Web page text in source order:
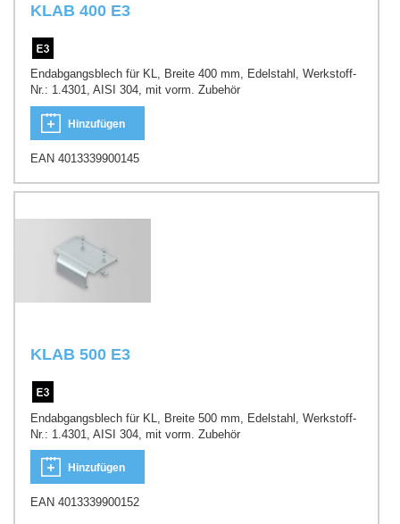
KLAB 400 E3
Endabgangsblech für KL, Breite 400 mm, Edelstahl, Werkstoff-
Nr.: 1.4301, AISI 304, mit vorm. Zubehör
Hinzufügen
EAN 4013339900145
KLAB 500 E3
Endabgangsblech für KL, Breite 500 mm, Edelstahl, Werkstoff-
Nr.: 1.4301, AISI 304, mit vorm. Zubehör
Hinzufügen
EAN 4013339900152